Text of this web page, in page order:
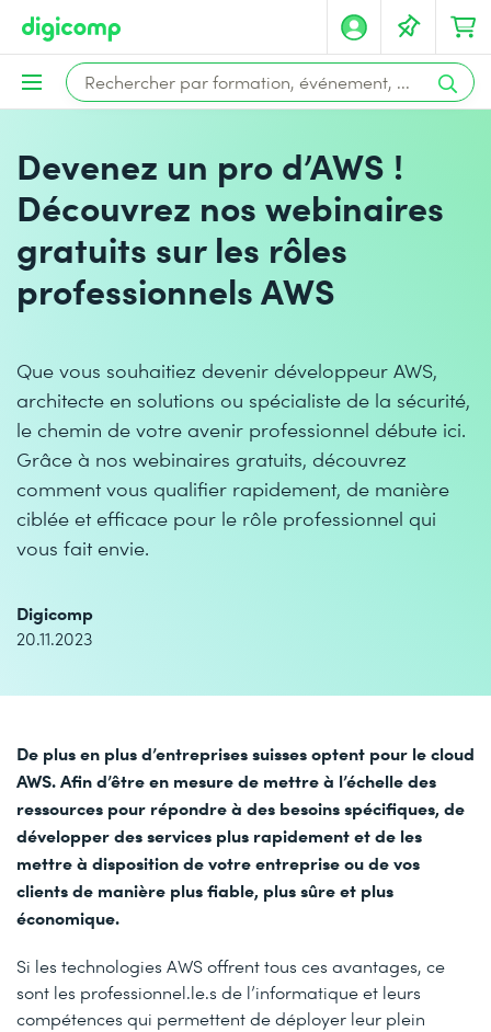
Devenez un pro d’AWS !
Découvrez nos webinaires
gratuits sur les rôles
professionnels AWS
Que vous souhaitiez devenir développeur AWS,
architecte en solutions ou spécialiste de la sécurité,
le chemin de votre avenir professionnel débute ici.
Grâce à nos webinaires gratuits, découvrez
comment vous qualifier rapidement, de manière
ciblée et efficace pour le rôle professionnel qui
vous fait envie.
Digicomp
20.11.2023
De plus en plus d’entreprises suisses optent pour le cloud
AWS. Afin d’être en mesure de mettre à l’échelle des
ressources pour répondre à des besoins spécifiques, de
développer des services plus rapidement et de les
mettre à disposition de votre entreprise ou de vos
clients de manière plus fiable, plus sûre et plus
économique.
Si les technologies AWS offrent tous ces avantages, ce
sont les professionnel.le.s de l’informatique et leurs
compétences qui permettent de déployer leur plein